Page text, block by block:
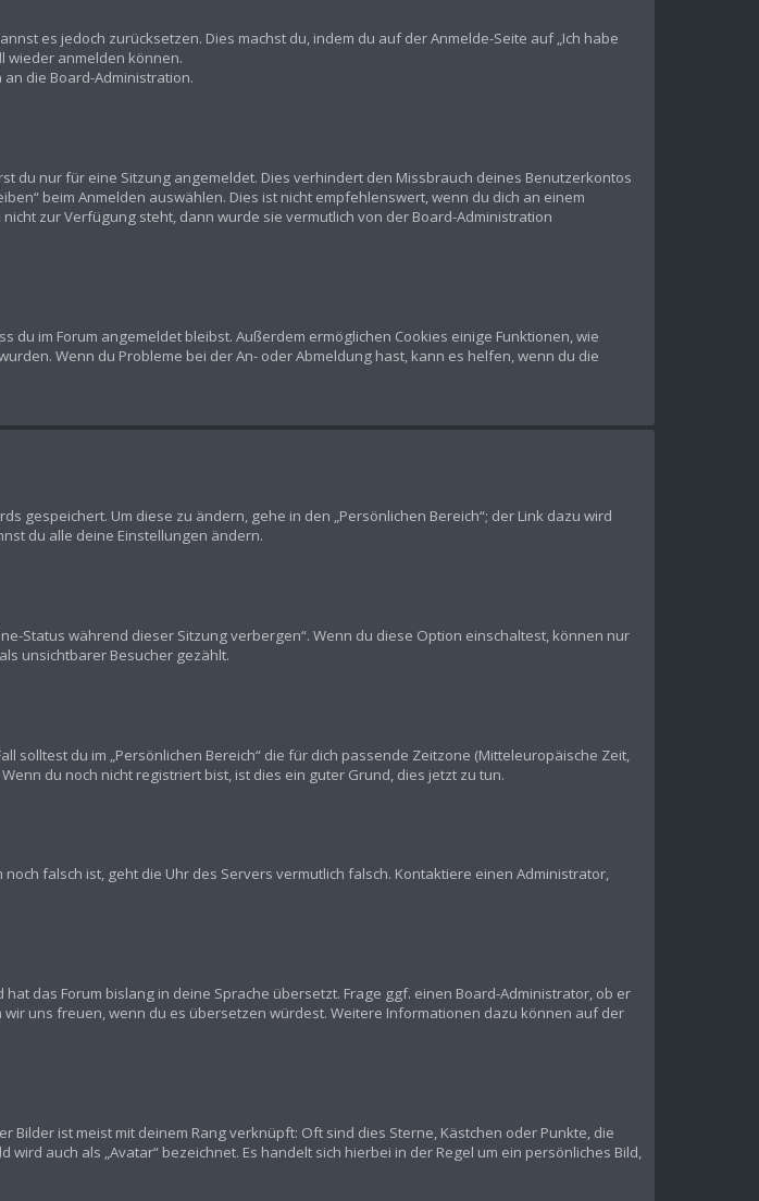
es jedoch zurücksetzen. Dies machst du, indem du auf der Anmelde-Seite auf „Ich habe
wieder anmelden können.
die Board-Administration.
du nur für eine Sitzung angemeldet. Dies verhindert den Missbrauch deines Benutzerkontos
beim Anmelden auswählen. Dies ist nicht empfehlenswert, wenn du dich an einem
zur Verfügung steht, dann wurde sie vermutlich von der Board-Administration
du im Forum angemeldet bleibst. Außerdem ermöglichen Cookies einige Funktionen, wie
Wenn du Probleme bei der An- oder Abmeldung hast, kann es helfen, wenn du die
gespeichert. Um diese zu ändern, gehe in den „Persönlichen Bereich“; der Link dazu wird
du alle deine Einstellungen ändern.
Status während dieser Sitzung verbergen“. Wenn du diese Option einschaltest, können nur
unsichtbarer Besucher gezählt.
du im „Persönlichen Bereich“ die für dich passende Zeitzone (Mitteleuropäische Zeit,
du noch nicht registriert bist, ist dies ein guter Grund, dies jetzt zu tun.
falsch ist, geht die Uhr des Servers vermutlich falsch. Kontaktiere einen Administrator,
das Forum bislang in deine Sprache übersetzt. Frage ggf. einen Board-Administrator, ob er
uns freuen, wenn du es übersetzen würdest. Weitere Informationen dazu können auf der
ist meist mit deinem Rang verknüpft: Oft sind dies Sterne, Kästchen oder Punkte, die
auch als „Avatar“ bezeichnet. Es handelt sich hierbei in der Regel um ein persönliches Bild,